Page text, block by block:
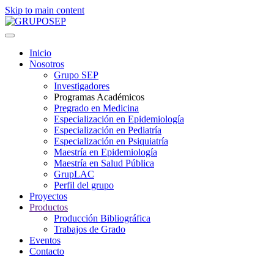
Skip to main content
Inicio
Nosotros
Grupo SEP
Investigadores
Programas Académicos
Pregrado en Medicina
Especialización en Epidemiología
Especialización en Pediatría
Especialización en Psiquiatría
Maestría en Epidemiología
Maestría en Salud Pública
GrupLAC
Perfil del grupo
Proyectos
Productos
Producción Bibliográfica
Trabajos de Grado
Eventos
Contacto